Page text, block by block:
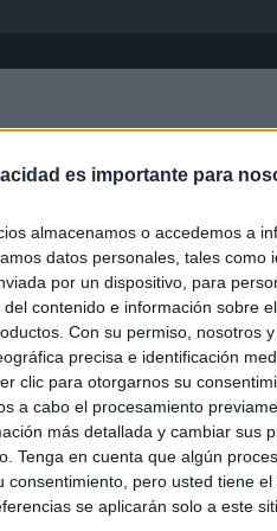
es importante para
almacenamos o accedemos a
datos personales, tales como
por un dispositivo, para
contenido e información sobre
Con su permiso, nosotros
precisa e identificación
clic para otorgarnos su
a cabo el procesamiento
más detallada y cambiar sus
Tenga en cuenta que algún
consentimiento, pero usted tiene
se aplicarán solo a este
Inicio
destinar directamente la venta del
cambiado su discurso sobre el ático de